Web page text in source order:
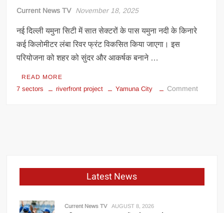
Current News TV November 18, 2025
नई दिल्ली यमुना सिटी में सात सेक्टरों के पास यमुना नदी के किनारे
कई किलोमीटर लंबा रिवर फ्रंट विकसित किया जाएगा। इस
परियोजना को शहर को सुंदर और आकर्षक बनाने …
READ MORE
7 sectors riverfront project Yamuna City Commenton
में
Latest News
Current News TV AUGUST 8, 2026